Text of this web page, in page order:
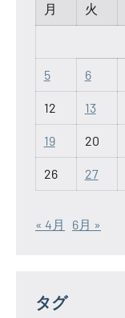
月
火
5 6
12 13
19 20
26 27
« 4月 6月 »
タグ